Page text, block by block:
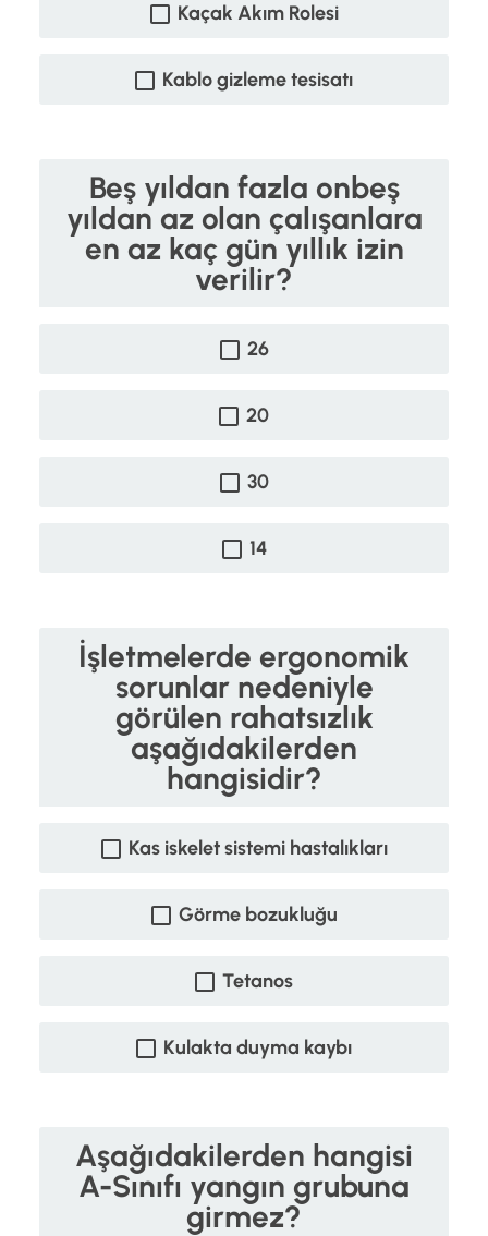
Kaçak Akım Rolesi
Kablo gizleme tesisatı
Beş yıldan fazla onbeş
yıldan az olan çalışanlara
en az kaç gün yıllık izin
verilir?
26
20
30
14
İşletmelerde ergonomik
sorunlar nedeniyle
görülen rahatsızlık
aşağıdakilerden
hangisidir?
Kas iskelet sistemi hastalıkları
Görme bozukluğu
Tetanos
Kulakta duyma kaybı
Aşağıdakilerden hangisi
A-Sınıfı yangın grubuna
girmez?